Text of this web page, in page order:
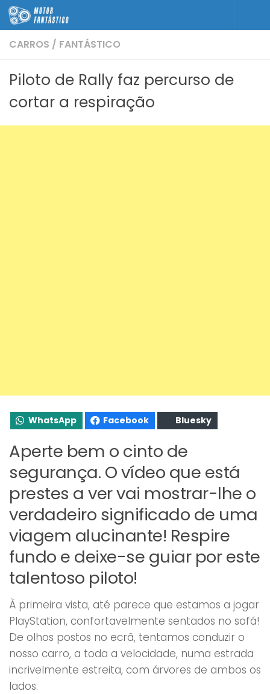
Skip to content
CARROS / FANTÁSTICO
Piloto de Rally faz percurso de
cortar a respiração
WhatsApp Facebook Bluesky
Aperte bem o cinto de
segurança. O vídeo que está
prestes a ver vai mostrar-lhe o
verdadeiro significado de uma
viagem alucinante! Respire
fundo e deixe-se guiar por este
talentoso piloto!
À primeira vista, até parece que estamos a jogar
PlayStation, confortavelmente sentados no sofá!
De olhos postos no ecrã, tentamos conduzir o
nosso carro, a toda a velocidade, numa estrada
incrivelmente estreita, com árvores de ambos os
lados.